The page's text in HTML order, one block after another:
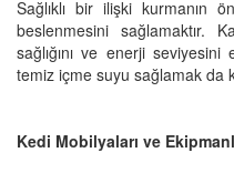
Sağlıklı bir ilişki kurmanın
beslenmesini sağlamaktır.
sağlığını ve enerji
temiz içme suyu sağlamak da
Kedi Mobilyaları ve